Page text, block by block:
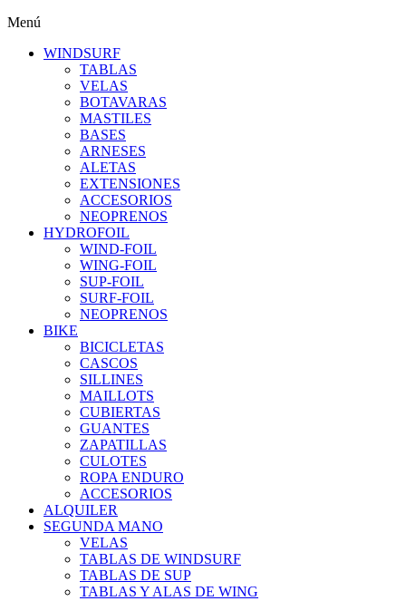
Menú
WINDSURF
TABLAS
VELAS
BOTAVARAS
MASTILES
BASES
ARNESES
ALETAS
EXTENSIONES
ACCESORIOS
NEOPRENOS
HYDROFOIL
WIND-FOIL
WING-FOIL
SUP-FOIL
SURF-FOIL
NEOPRENOS
BIKE
BICICLETAS
CASCOS
SILLINES
MAILLOTS
CUBIERTAS
GUANTES
ZAPATILLAS
CULOTES
ROPA ENDURO
ACCESORIOS
ALQUILER
SEGUNDA MANO
VELAS
TABLAS DE WINDSURF
TABLAS DE SUP
TABLAS Y ALAS DE WING